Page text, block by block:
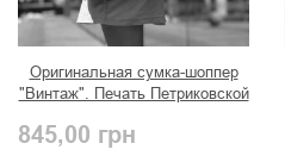
Оригинальная сумка-шоппер
"Винтаж". Печать Петриковской
845,00 грн